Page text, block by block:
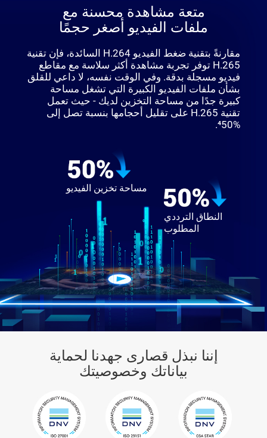
متعة مشاهدة محسنة مع
ملفات الفيديو أصغر حجمًا
مقارنةً بتقنية ضغط الفيديو H.264 السائدة، فإن تقنية
H.265 توفر تجربة مشاهدة أكثر سلاسة مع مقاطع
فيديو مسجلة بدقة. وفي الوقت نفسه، لا داعي للقلق
بشأن ملفات الفيديو الكبيرة التي تشغل مساحة
كبيرة جدًا من مساحة التخزين لديك - حيث تعمل
تقنية H.265 على تقليل أحجامها بنسبة تصل إلى
⁴‎50%.
مساحة تخزين الفيديو
النطاق الترددي
المطلوب
إننا نبذل قصارى جهدنا لحماية
بياناتك وخصوصيتك